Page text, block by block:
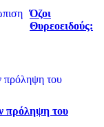
Όζοι
Θυρεοειδούς:
πρόληψη του